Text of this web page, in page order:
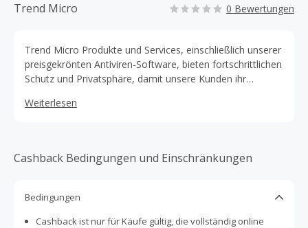
Trend Micro 0 Bewertungen
Trend Micro Produkte und Services, einschließlich unserer
preisgekrönten Antiviren-Software, bieten fortschrittlichen
Schutz und Privatsphäre, damit unsere Kunden ihr
Weiterlesen
Cashback Bedingungen und Einschränkungen
Bedingungen
Cashback ist nur für Käufe gültig, die vollständig online